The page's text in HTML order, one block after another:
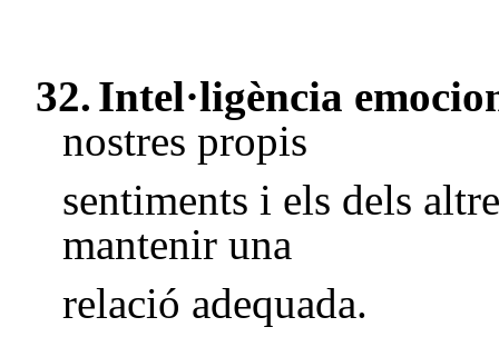
32. Intel·ligència
nostres propis
sentiments i els dels
mantenir una
relació adequada.